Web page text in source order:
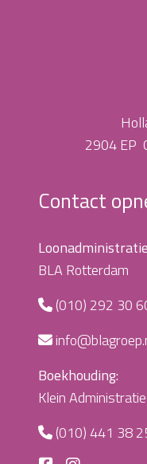
2904 EP
Contact
BLA Rotterdam
(010) 292 30
Boekhouding:
Klein
(010) 441 38